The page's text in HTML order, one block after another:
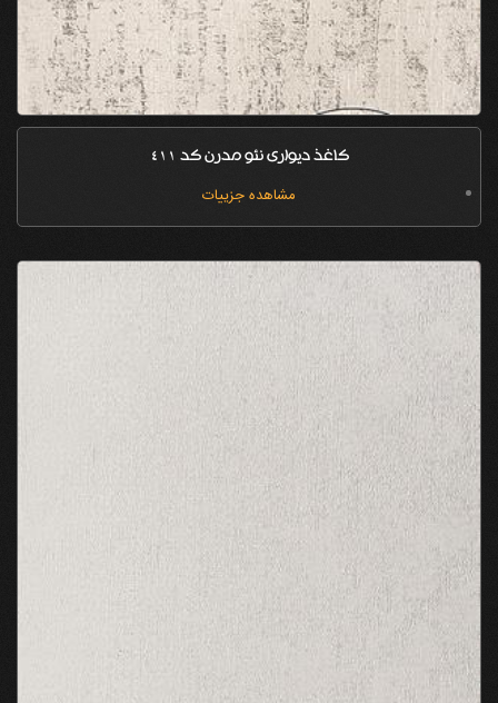
کاغذ دیواری نئو مدرن کد 411
مشاهده جزییات